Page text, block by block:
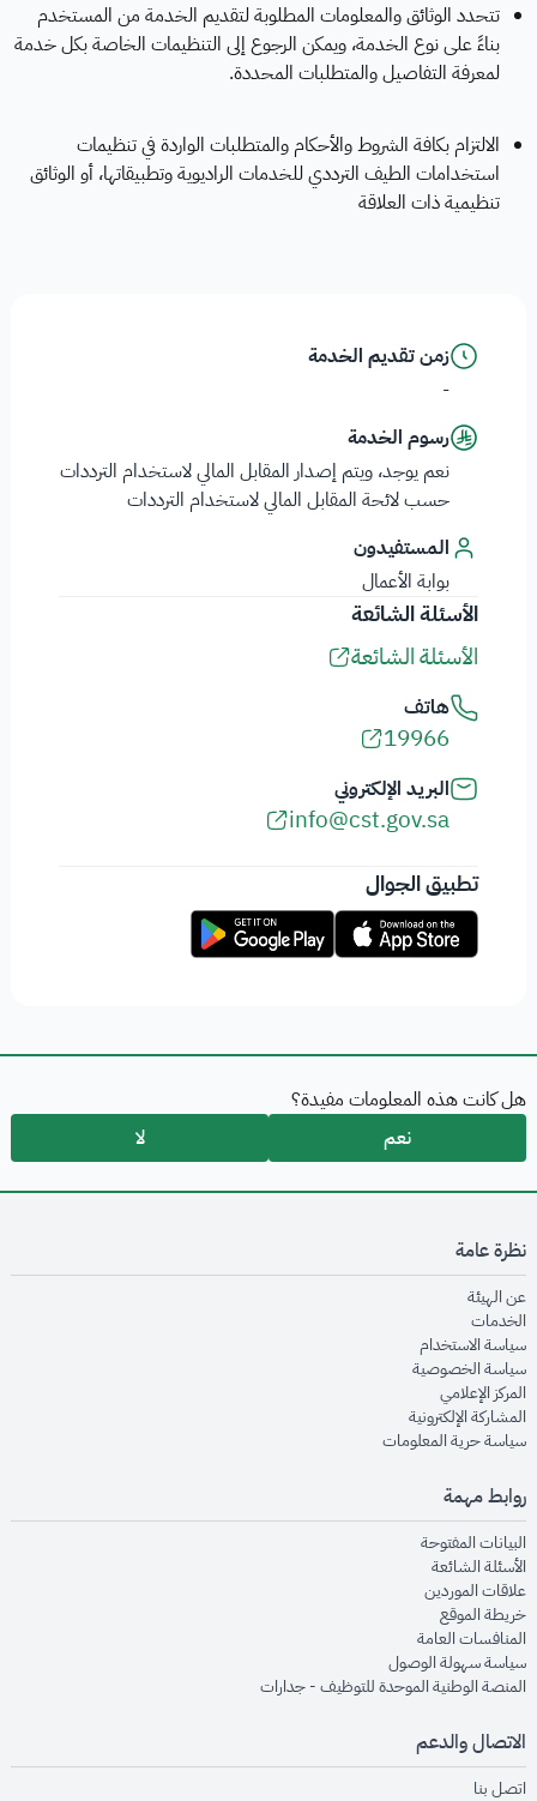
زمن تقديم الخدمة
-
رسوم الخدمة
نعم يوجد، ويتم إصدار المقابل المالي لاستخدام الترددات
حسب لائحة المقابل المالي لاستخدام الترددات
المستفيدون
بوابة الأعمال
الأسئلة الشائعة
الأسئلة الشائعة
هاتف
19966
البريد الإلكتروني
info@cst.gov.sa
تطبيق الجوال
تتحدد الوثائق والمعلومات المطلوبة لتقديم الخدمة من المستخدم
بناءً على نوع الخدمة، ويمكن الرجوع إلى التنظيمات الخاصة بكل خدمة
لمعرفة التفاصيل والمتطلبات المحددة.
الالتزام بكافة الشروط والأحكام والمتطلبات الواردة في تنظيمات
استخدامات الطيف الترددي للخدمات الراديوية وتطبيقاتها، أو الوثائق
تنظيمية ذات العلاقة
هل كانت هذه المعلومات مفيدة؟
نعم
لا
نظرة عامة
عن الهيئةopens in new window
الخدماتopens in new window
سياسة الاستخدام
سياسة الخصوصيةopens in new window
المركز الإعلاميopens in new window
المشاركة الإلكترونيةopens in new window
سياسة حرية المعلوماتopens in new window
روابط مهمة
البيانات المفتوحةopens in new window
الأسئلة الشائعةopens in new window
علاقات الموردينopens in new window
خريطة الموقعopens in new window
المنافسات العامةopens in new window
سياسة سهولة الوصولopens in new window
المنصة الوطنية الموحدة للتوظيف - جداراتopens in new window
الاتصال والدعم
اتصل بنا